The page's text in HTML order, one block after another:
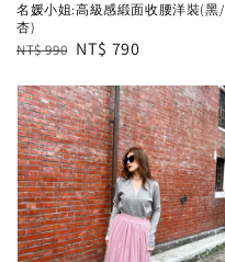
名媛小姐:高級感緞面收腰洋裝(黑/
杏)
Regular
NT$ 990 Sale
NT$ 790